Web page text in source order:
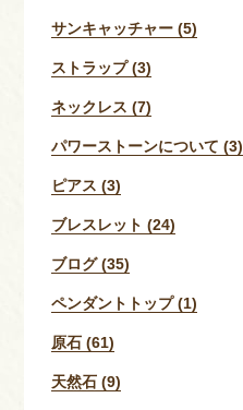
サンキャッチャー (5)
ストラップ (3)
ネックレス (7)
パワーストーンについて (3)
ピアス (3)
ブレスレット (24)
ブログ (35)
ペンダントトップ (1)
原石 (61)
天然石 (9)